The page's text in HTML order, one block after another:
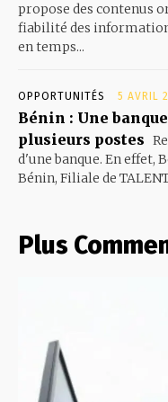
propose des contenus
fiabilité des
en temps...
OPPORTUNITÉS 5 AVRIL
Bénin : Une
plusieurs postes
d'une banque. En effet,
Bénin, Filiale de
Plus